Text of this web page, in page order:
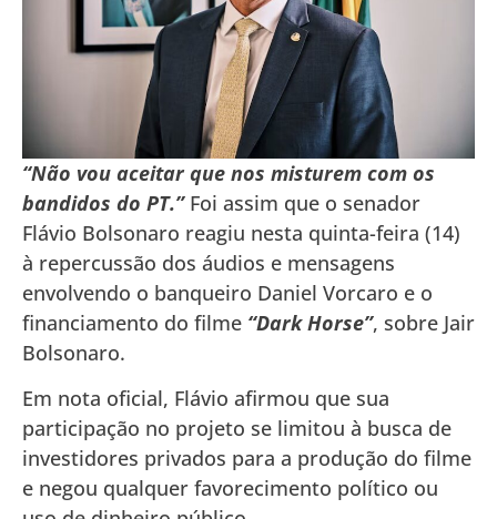
“Não vou aceitar que nos misturem com os
bandidos do PT.”Foi assim que o senador
Flávio Bolsonaro reagiu nesta quinta-feira (14)
à repercussão dos áudios e mensagens
envolvendo o banqueiro Daniel Vorcaro e o
financiamento do filme “Dark Horse”, sobre Jair
Bolsonaro.
Em nota oficial, Flávio afirmou que sua
participação no projeto se limitou à busca de
investidores privados para a produção do filme
e negou qualquer favorecimento político ou